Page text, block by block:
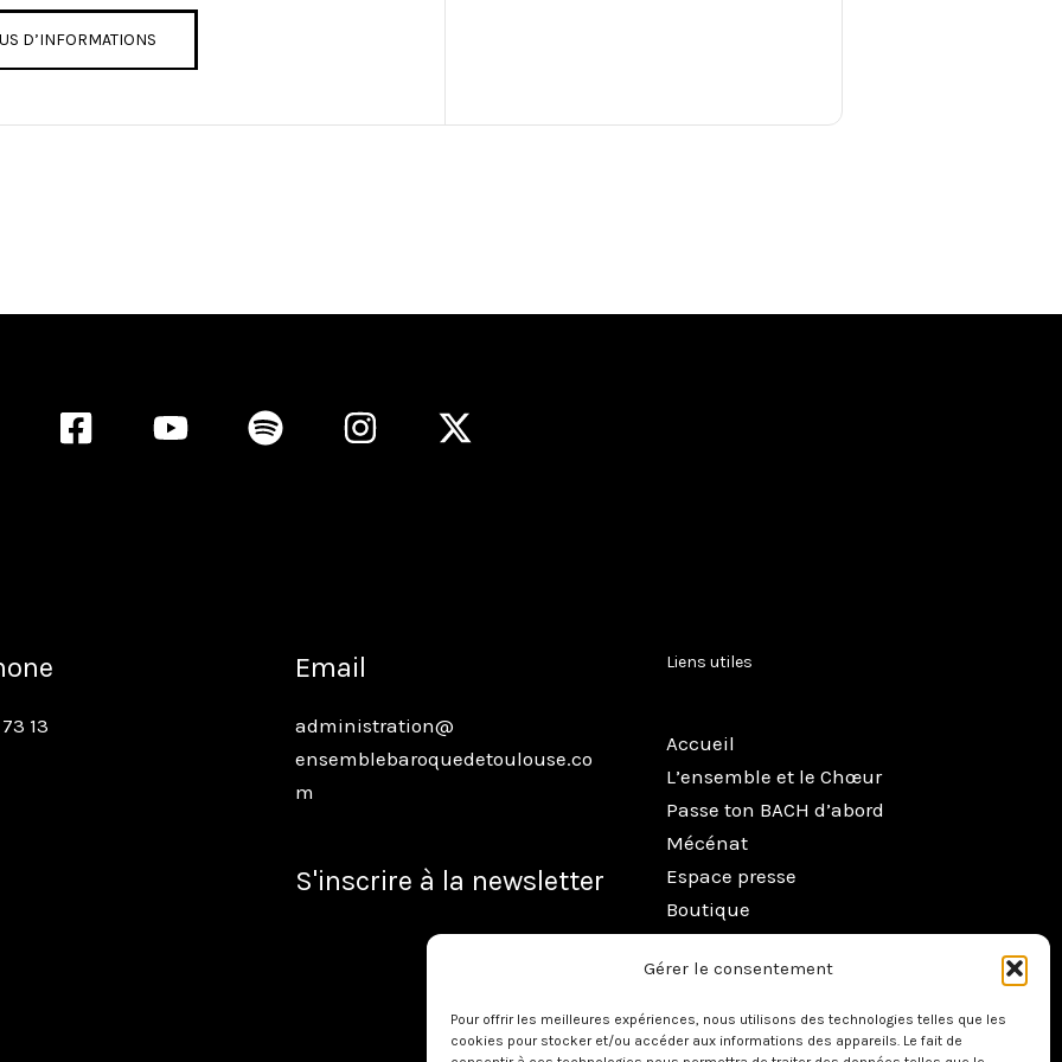
Gérer le consentement
Pour offrir les meilleures expériences, nous utilisons des technologies telles que les
cookies pour stocker et/ou accéder aux informations des appareils. Le fait de
D’INFORMATIONS
13
Email
administration@
ensemblebaroquedetoulouse.co
m
S'inscrire à la newsletter
Liens utiles
Accueil
L’ensemble et le Chœur
Passe ton BACH d’abord
Mécénat
Espace presse
Boutique